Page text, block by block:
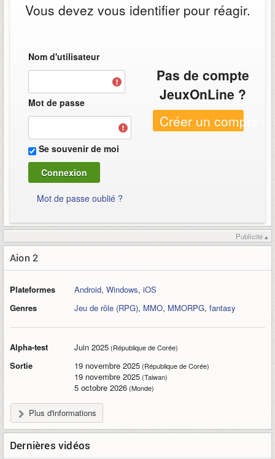
Vous devez vous identifier pour réagir.
Nom d'utilisateur
Mot de passe
Se souvenir de moi
Mot de passe oublié ?
Pas de compte
JeuxOnLine ?
Créer un compte
Publicité ▴
Aion 2
Plateformes Android, Windows, iOS
Genres
Jeu de rôle (RPG), MMO, MMORPG, fantasy
Alpha-test Juin 2025(République de Corée)
Sortie 19 novembre 2025(République de Corée)
19 novembre 2025(Taiwan)
5 octobre 2026(Monde)
Plus d'informations
Dernières vidéos